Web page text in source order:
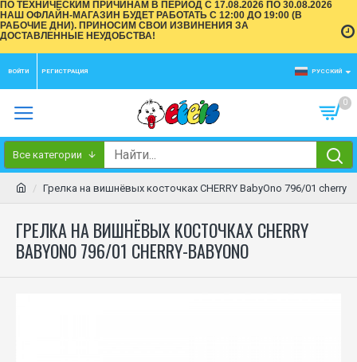
ПО ТЕХНИЧЕСКИМ ПРИЧИНАМ В ПЕРИОД С 17.08.2026 ПО 30.08.2026
НАШ ОФЛАЙН-МАГАЗИН БУДЕТ РАБОТАТЬ С 12:00 ДО 19:00 (В
РАБОЧИЕ ДНИ). ПРИНОСИМ СВОИ ИЗВИНЕНИЯ ЗА
ДОСТАВЛЕННЫЕ НЕУДОБСТВА!
ВОЙТИ РЕГИСТРАЦИЯ РУССКИЙ
0
Все категории
Грелка на вишнёвых косточках CHERRY BabyOno 796/01 cherry
ГРЕЛКА НА ВИШНЁВЫХ КОСТОЧКАХ CHERRY
BABYONO 796/01 CHERRY-BABYONO